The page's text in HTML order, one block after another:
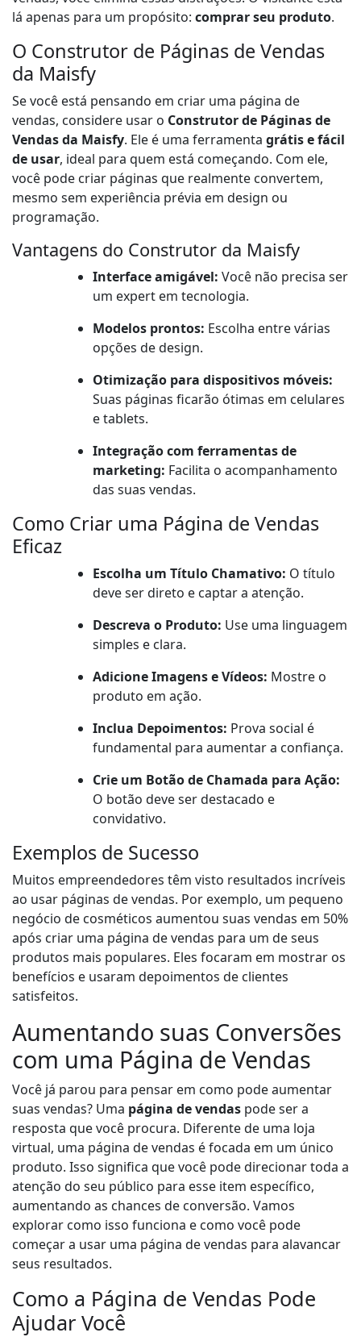
lá apenas para um propósito: comprar seu produto.
O Construtor de Páginas de Vendas
da Maisfy
Se você está pensando em criar uma página de
vendas, considere usar o Construtor de Páginas de
Vendas da Maisfy. Ele é uma ferramenta grátis e fácil
de usar, ideal para quem está começando. Com ele,
você pode criar páginas que realmente convertem,
mesmo sem experiência prévia em design ou
programação.
Vantagens do Construtor da Maisfy
Interface amigável: Você não precisa ser
um expert em tecnologia.
Modelos prontos: Escolha entre várias
opções de design.
Otimização para dispositivos móveis:
Suas páginas ficarão ótimas em celulares
e tablets.
Integração com ferramentas de
marketing: Facilita o acompanhamento
das suas vendas.
Como Criar uma Página de Vendas
Eficaz
Escolha um Título Chamativo: O título
deve ser direto e captar a atenção.
Descreva o Produto: Use uma linguagem
simples e clara.
Adicione Imagens e Vídeos: Mostre o
produto em ação.
Inclua Depoimentos: Prova social é
fundamental para aumentar a confiança.
Crie um Botão de Chamada para Ação:
O botão deve ser destacado e
convidativo.
Exemplos de Sucesso
Muitos empreendedores têm visto resultados incríveis
ao usar páginas de vendas. Por exemplo, um pequeno
negócio de cosméticos aumentou suas vendas em 50%
após criar uma página de vendas para um de seus
produtos mais populares. Eles focaram em mostrar os
benefícios e usaram depoimentos de clientes
satisfeitos.
Aumentando suas Conversões
com uma Página de Vendas
Você já parou para pensar em como pode aumentar
suas vendas? Uma página de vendas pode ser a
resposta que você procura. Diferente de uma loja
virtual, uma página de vendas é focada em um único
produto. Isso significa que você pode direcionar toda a
atenção do seu público para esse item específico,
aumentando as chances de conversão. Vamos
explorar como isso funciona e como você pode
começar a usar uma página de vendas para alavancar
seus resultados.
Como a Página de Vendas Pode
Ajudar Você